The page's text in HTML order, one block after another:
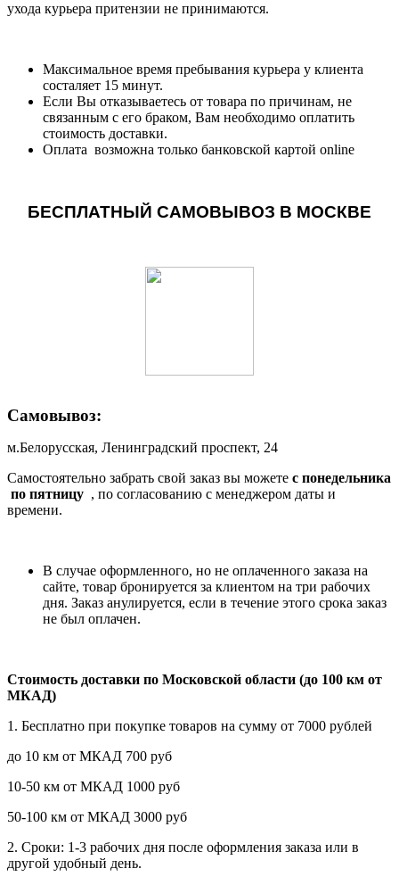
ухода курьера притензии не принимаются.
Максимальное время пребывания курьера у клиента
состаляет 15 минут.
Если Вы отказываетесь от товара по причинам, не
связанным с его браком, Вам необходимо оплатить
стоимость доставки.
Оплата возможна только банковской картой online
БЕСПЛАТНЫЙ САМОВЫВОЗ В МОСКВЕ
Самовывоз:
м.Белорусская, Ленинградский проспект, 24
Самостоятельно забрать свой заказ вы можете c понедельника
по пятницу , по согласованию с менеджером даты и
времени.
В случае оформленного, но не оплаченного заказа на
сайте, товар бронируется за клиентом на три рабочих
дня. Заказ анулируется, если в течение этого срока заказ
не был оплачен.
Стоимость доставки по Московской области (до 100 км от
МКАД)
1. Бесплатно при покупке товаров на сумму от 7000 рублей
до 10 км от МКАД 700 руб
10-50 км от МКАД 1000 руб
50-100 км от МКАД 3000 руб
2. Сроки: 1-3 рабочих дня после оформления заказа или в
другой удобный день.